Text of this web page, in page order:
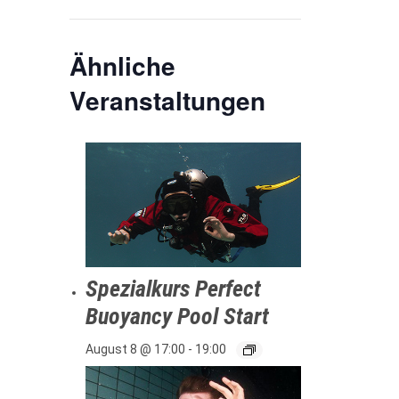
Ähnliche
Veranstaltungen
Spezialkurs Perfect
Buoyancy Pool Start
August 8 @ 17:00 - 19:00